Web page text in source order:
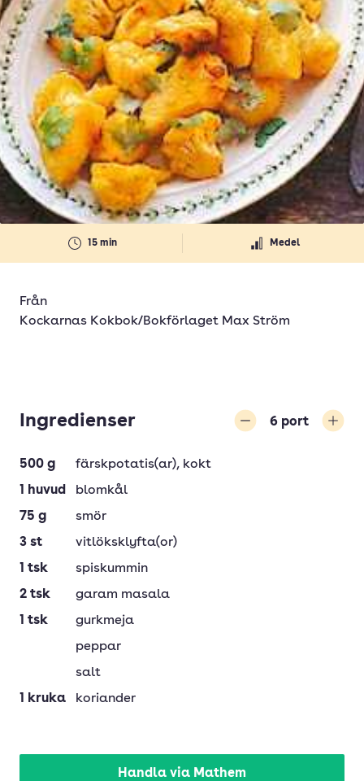
15 min Medel
Från
Kockarnas Kokbok/Bokförlaget Max Ström
Ingredienser 6 port
500 g färskpotatis(ar), kokt
1
huvud
blomkål
75 g
smör
3 st
vitlöksklyfta(or)
1 tsk
spiskummin
2 tsk
garam masala
1 tsk
gurkmeja
peppar
salt
1
kruka koriander
Handla via Mathem